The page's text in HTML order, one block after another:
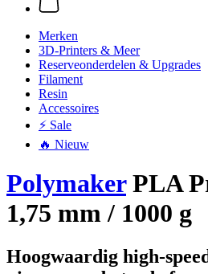
Merken
3D-Printers & Meer
Reserveonderdelen & Upgrades
Filament
Resin
Accessoires
⚡ Sale
🔥 Nieuw
PolymakerPLA
1,75 mm / 1000 g
Hoogwaardig high-